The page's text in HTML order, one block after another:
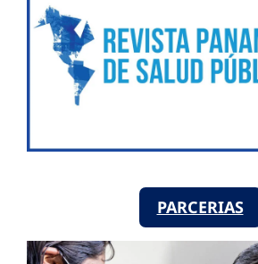
PARCERIAS